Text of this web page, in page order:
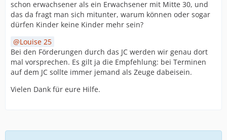
schon erwachsener als ein Erwachsener mit Mitte 30, und
das da fragt man sich mitunter, warum können oder sogar
dürfen Kinder keine Kinder mehr sein?
Louise 25
Bei den Förderungen durch das JC werden wir genau dort
mal vorsprechen. Es gilt ja die Empfehlung: bei Terminen
auf dem JC sollte immer jemand als Zeuge dabeisein.
Vielen Dank für eure Hilfe.